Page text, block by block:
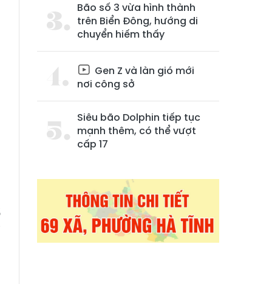
Bão số 3 vừa hình thành
trên Biển Đông, hướng di
chuyển hiếm thấy
Gen Z và làn gió mới
nơi công sở
Siêu bão Dolphin tiếp tục
mạnh thêm, có thể vượt
cấp 17